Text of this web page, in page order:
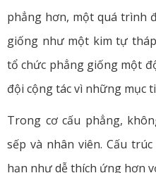
phẳng hơn, một quá trình
giống như một kim tự
tổ chức phẳng giống một
đội cộng tác vì những mục
Trong cơ cấu phẳng,
sếp và nhân viên. Cấu
hạn như dễ thích ứng hơn